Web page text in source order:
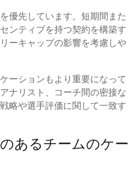
優先しています。短期間また
ンティブを持つ契約を構築す
ーキャップの影響を考慮しや
ーションもより重要になって
ナリスト、コーチ間の密接な
略や選手評価に関して一致す
あるチームのケー